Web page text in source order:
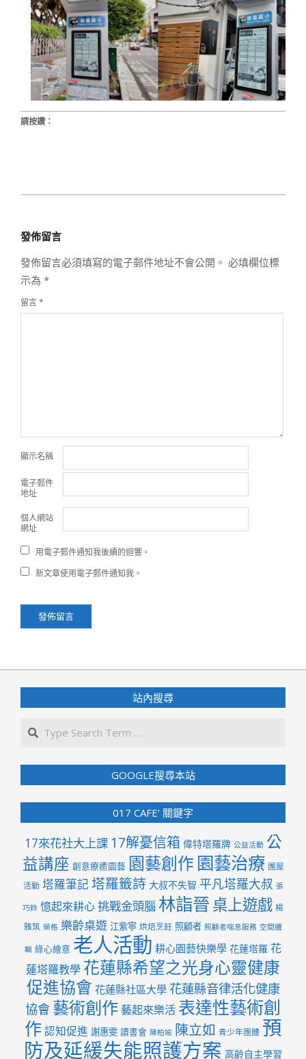
請按讚：
24
發佈留言
發佈留言必須填寫的電子郵件地址不會公開。 必填欄位標
示為 *
留言*
顯示名稱
電子郵件
地址
個人網站
網址
用電子郵件通知我後續的迴響。
新文章使用電子郵件通知我。
站內搜尋
GOOGLE搜尋本站
017 CAFE’ 關鍵字
17來花社大上課 17解憂信箱 偉特塔羅牌 公益活動 公
益講座 創意療癒園藝 園藝創作 園藝治療 團屋
活動 塔羅筆記 塔羅籤詩 大叔不失智 平凡塔羅大叔 張
巧鈴 憶起來耕心挑戰金頭腦 林詣晉桌上遊戲 楊
雅筑 榮格 樂齡桌遊 江紫寧 烘焙烹飪 照顧者 照顧者喘息服務 空間邏
輯 綠心繪意 老人活動 耕心園藝快樂學 花蓮塔羅 花
蓮塔羅教學 花蓮縣希望之光身心靈健康
促進協會 花蓮縣社區大學 花蓮縣音律活化健康
協會 藝術創作藝起來樂活 表達性藝術創
作 認知促進 謝惠雯 讀書會 陳柏瑜 陳立如 青少年團體 預
防及延緩失能照護方案 高齡自主學習